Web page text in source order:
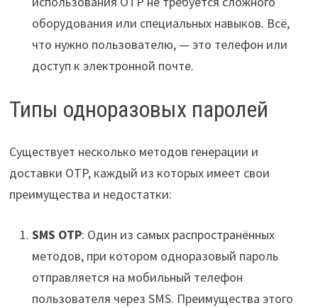
оборудования или специальных навыков. Всё,
что нужно пользователю, — это телефон или
доступ к электронной почте.
Типы одноразовых паролей
Существует несколько методов генерации и
доставки OTP, каждый из которых имеет свои
преимущества и недостатки:
SMS OTP: Один из самых распространённых
методов, при котором одноразовый пароль
отправляется на мобильный телефон
пользователя через SMS. Преимущества этого